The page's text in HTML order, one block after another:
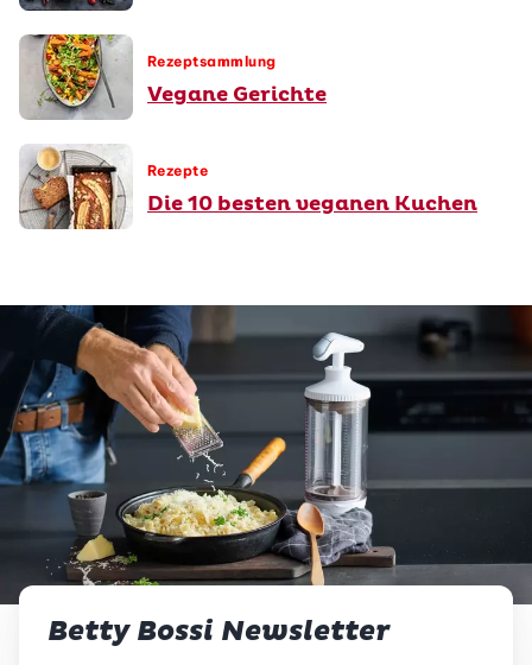
Rezeptsammlung
Vegane Gerichte
Rezepte
Die 10 besten veganen Kuchen
Betty Bossi Newsletter